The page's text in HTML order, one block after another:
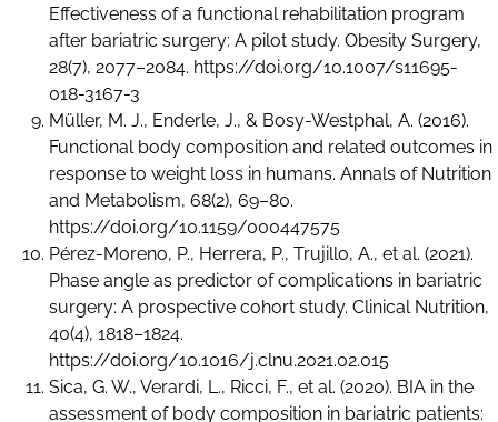
Effectiveness of a functional rehabilitation program
after bariatric surgery: A pilot study. Obesity Surgery,
28(7), 2077–2084. https://doi.org/10.1007/s11695-
018-3167-3
Müller, M. J., Enderle, J., & Bosy-Westphal, A. (2016).
Functional body composition and related outcomes in
response to weight loss in humans. Annals of Nutrition
and Metabolism, 68(2), 69–80.
https://doi.org/10.1159/000447575
Pérez-Moreno, P., Herrera, P., Trujillo, A., et al. (2021).
Phase angle as predictor of complications in bariatric
surgery: A prospective cohort study. Clinical Nutrition,
40(4), 1818–1824.
https://doi.org/10.1016/j.clnu.2021.02.015
Sica, G. W., Verardi, L., Ricci, F., et al. (2020). BIA in the
assessment of body composition in bariatric patients: